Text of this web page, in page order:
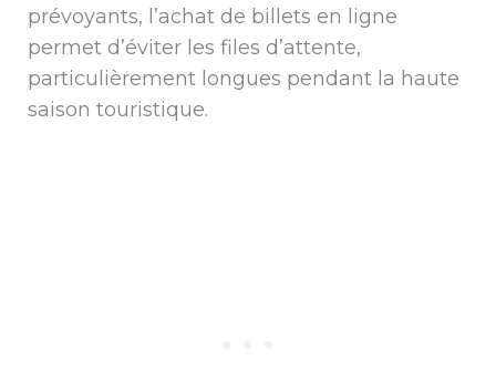
prévoyants, l’achat de billets en ligne
permet d’éviter les files d’attente,
particulièrement longues pendant la haute
saison touristique.